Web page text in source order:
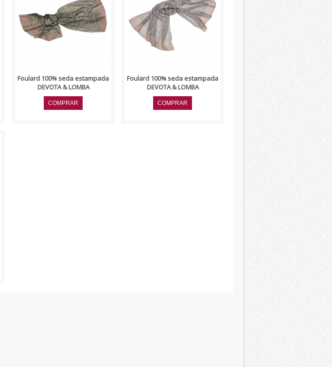
..
Foulard 100% seda estampada
DEVOTA & LOMBA
..
Foulard 100% seda estampada
DEVOTA & LOMBA